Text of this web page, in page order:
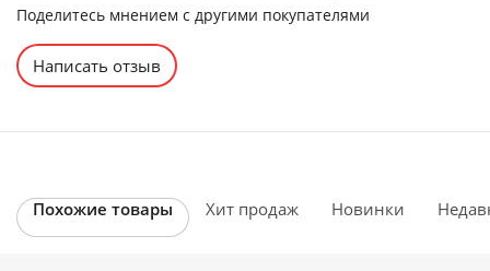
Поделитесь мнением с другими покупателями
Написать отзыв
Похожие товары Хит продаж Новинки